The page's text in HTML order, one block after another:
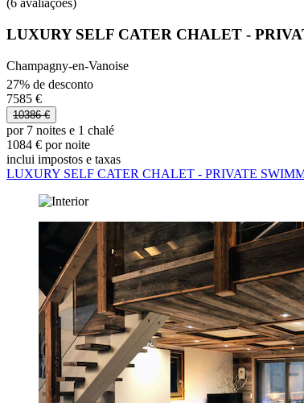
(6 avaliações)
LUXURY SELF CATER CHALET -
Champagny-en-Vanoise
27% de desconto
7585 €
10386 €
por 7 noites e 1 chalé
1084 € por noite
inclui impostos e taxas
LUXURY SELF CATER CHALET - PRIVATE